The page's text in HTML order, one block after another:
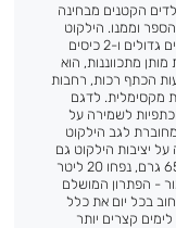
הקטנים מבחינה
וממנו. הילקוט
מגיע עם מערכת גב אורטופדית מלאה, שלושה תאים גדולים ו-2 כיסים
מתכווננות, הוא
הכתף רכות, רחבות
מקסימלית. לדגם
לשמירה על
לגב הילקוט
יציבות הילקוט גם
כשמונח על הרצפה. הילקוט קל משקל - שוקל 650 גרם, נפחו 20 ליטר
38 ס"מ ועומק 19 ס"מ. כאמור - הפתרון המושלם
בכל יום את כלל
קצרים יותר